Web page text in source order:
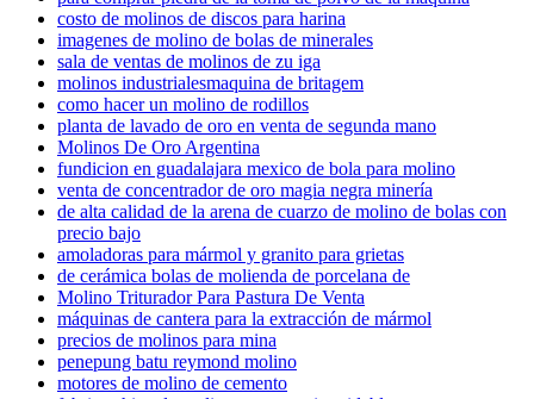
costo de molinos de discos para harina
imagenes de molino de bolas de minerales
sala de ventas de molinos de zu iga
molinos industrialesmaquina de britagem
como hacer un molino de rodillos
planta de lavado de oro en venta de segunda mano
Molinos De Oro Argentina
fundicion en guadalajara mexico de bola para molino
venta de concentrador de oro magia negra minería
de alta calidad de la arena de cuarzo de molino de bolas con
precio bajo
amoladoras para mármol y granito para grietas
de cerámica bolas de molienda de porcelana de
Molino Triturador Para Pastura De Venta
máquinas de cantera para la extracción de mármol
precios de molinos para mina
penepung batu reymond molino
motores de molino de cemento